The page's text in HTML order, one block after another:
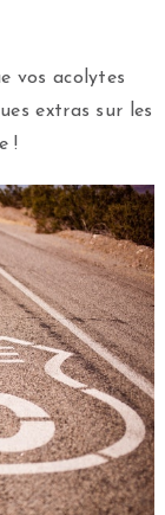
vos acolytes
extras sur les
!